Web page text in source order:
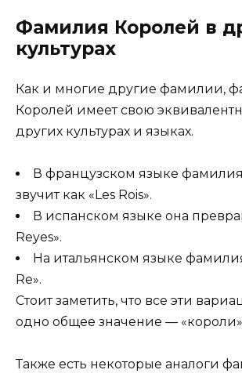
Фамилия Королей в
культурах
Как и многие другие фамилии,
Королей имеет свою
других культурах и языках.
В французском языке
звучит как «Les Rois».
В испанском языке она
Reyes».
На итальянском языке
Re».
Стоит заметить, что все эти
одно общее значение —
Также есть некоторые аналоги